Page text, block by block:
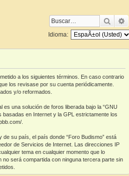
Buscar
Idioma:
a los siguientes términos. En caso contrario
los revisase por su cuenta periódicamente.
y/o reformados.
es una solución de foros liberada bajo la “GNU
en Internet y la GPL estrictamente los
.
su país, el país donde “Foro Budismo” está
de Servicios de Internet. Las direcciones IP
tema en cualquier momento que lo
será compartida con ninguna tercera parte sin